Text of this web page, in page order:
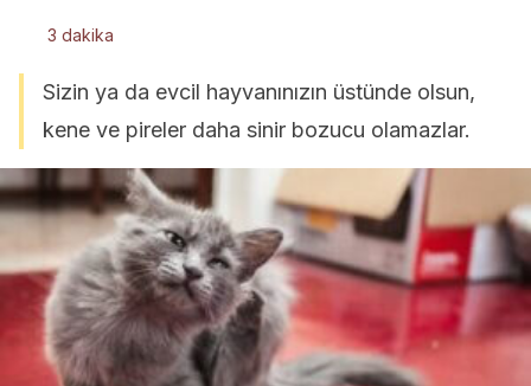
3 dakika
Sizin ya da evcil hayvanınızın üstünde olsun,
kene ve pireler daha sinir bozucu olamazlar.